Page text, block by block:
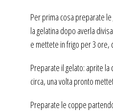
Per prima cosa preparate
la gelatina dopo averla
e mettete in frigo per 3 ore,
Preparate il gelato: aprite la
circa, una volta pronto
Preparate le coppe